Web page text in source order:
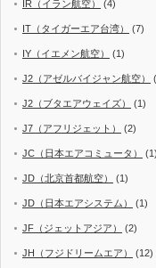
IR（イラン航空） (4)
IT（タイガーエア台湾） (7)
IY（イエメン航空） (1)
J2（アゼルバイジャン航空）
J2（ブタエアウェイズ） (1)
J7（アフリジェット） (2)
JC（日本エアコミュータ） (1)
JD（北京首都航空） (1)
JD（日本エアシステム） (1)
JF（ジェットアジア） (2)
JH（フジドリームエア） (12)